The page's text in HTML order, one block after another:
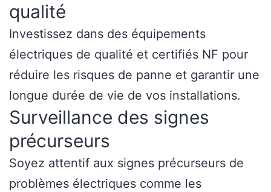
qualité
Investissez dans des équipements
électriques de qualité et certifiés NF pour
réduire les risques de panne et garantir une
longue durée de vie de vos installations.
Surveillance des signes
précurseurs
Soyez attentif aux signes précurseurs de
problèmes électriques comme les